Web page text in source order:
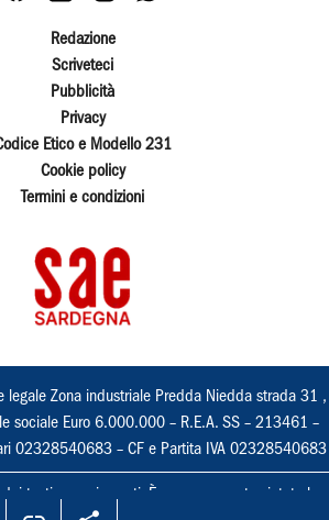
Redazione
Scriveteci
Pubblicità
Privacy
Etico e Modello 231
Cookie policy
Termini e condizioni
legale Zona industriale Predda Niedda strada 31 ,
sociale Euro 6.000.000 – R.E.A. SS – 213461 –
02328540683 – CF e Partita IVA 02328540683
testi sono riservati. È espressamente vietata la